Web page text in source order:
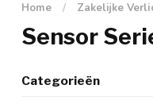
Home / Zakelijke
Sensor
Categorieën